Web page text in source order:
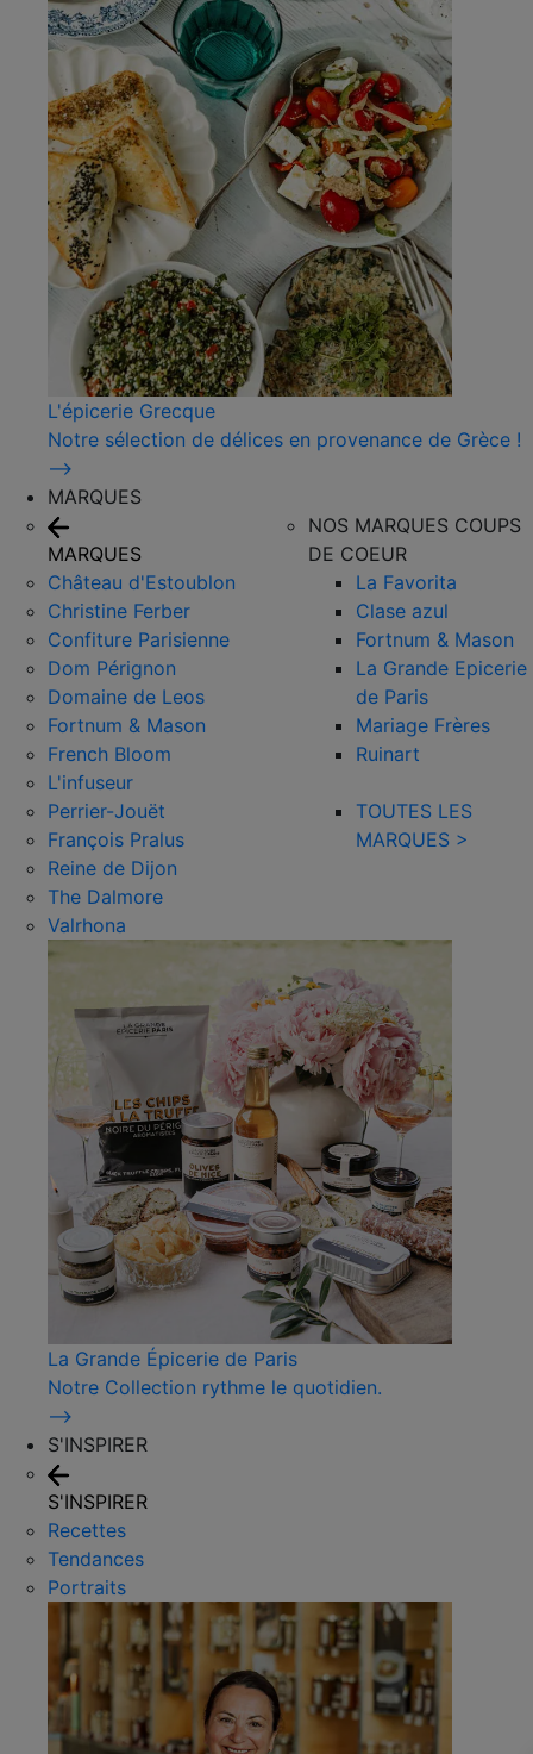
L'épicerie Grecque
Notre sélection de délices en provenance de Grèce !
⟶
MARQUES
MARQUES
Château d'Estoublon
Christine Ferber
Confiture Parisienne
Dom Pérignon
Domaine de Leos
Fortnum & Mason
French Bloom
L'infuseur
Perrier-Jouët
François Pralus
Reine de Dijon
The Dalmore
Valrhona
NOS MARQUES COUPS
DE COEUR
La Favorita
Clase azul
Fortnum & Mason
La Grande Epicerie
de Paris
Mariage Frères
Ruinart
TOUTES LES
MARQUES >
La Grande Épicerie de Paris
Notre Collection rythme le quotidien.
⟶
S'INSPIRER
S'INSPIRER
Recettes
Tendances
Portraits